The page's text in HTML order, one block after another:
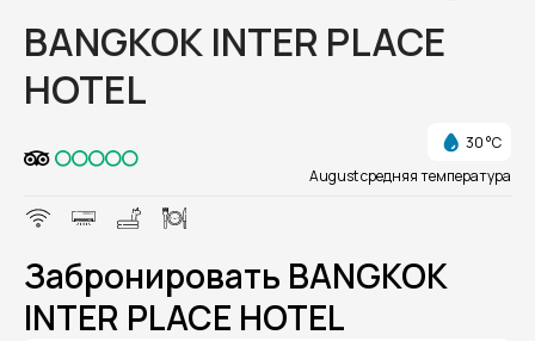
BANGKOK INTER PLACE
HOTEL
30 °C
August средняя температура
Забронировать BANGKOK
INTER PLACE HOTEL